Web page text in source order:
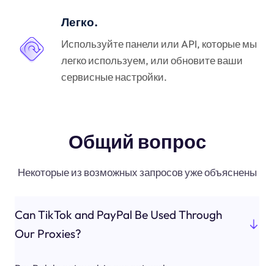
Легко.
Используйте панели или API, которые мы
легко используем, или обновите ваши
сервисные настройки.
Общий вопрос
Некоторые из возможных запросов уже объяснены
Can TikTok and PayPal Be Used Through
Our Proxies?